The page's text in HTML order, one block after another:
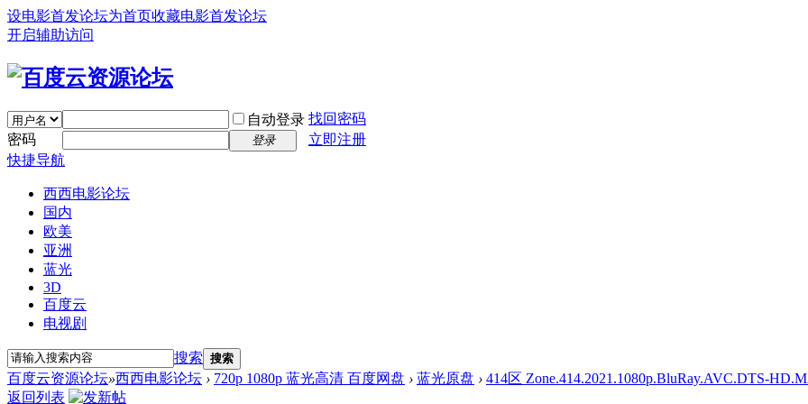
设电影首发论坛为首页收藏电影首发论坛
开启辅助访问
自动登录 找回密码
密码
登录
立即注册
快捷导航
西西电影论坛
国内
欧美
亚洲
蓝光
3D
百度云
电视剧
搜索 搜索
百度云资源论坛»西西电影论坛 › 720p 1080p 蓝光高清 百度网盘 › 蓝光原盘 › 414区 Zone.414.2021.1080p.BluRay.AVC.DTS-
返回列表